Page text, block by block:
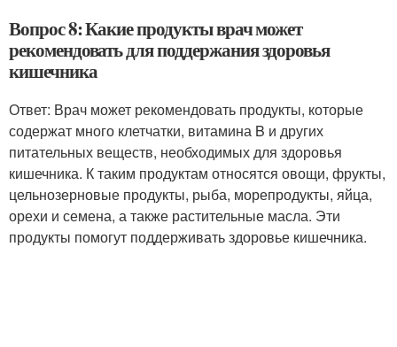
Вопрос 8: Какие продукты врач может
рекомендовать для поддержания здоровья
кишечника
Ответ: Врач может рекомендовать продукты, которые
содержат много клетчатки, витамина B и других
питательных веществ, необходимых для здоровья
кишечника. К таким продуктам относятся овощи, фрукты,
цельнозерновые продукты, рыба, морепродукты, яйца,
орехи и семена, а также растительные масла. Эти
продукты помогут поддерживать здоровье кишечника.